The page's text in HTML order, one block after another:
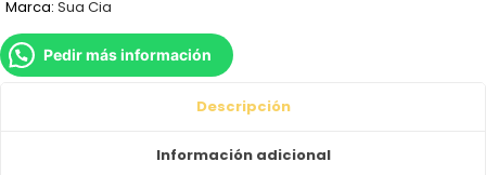
Marca: Sua Cia
Pedir más información
Descripción
Información adicional